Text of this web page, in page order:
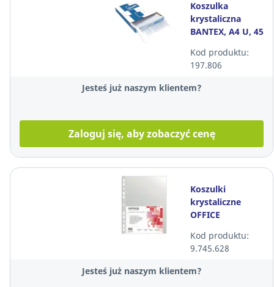
Koszulka
krystaliczna
BANTEX, A4 U, 45
pudełko 100
sztuk
Kod produktu:
197.806
Jesteś już naszym klientem?
Zaloguj się, aby zobaczyć cenę
Koszulki
krystaliczne
OFFICE
50 mikronów,
100 sztuk
Kod produktu:
9.745.628
Jesteś już naszym klientem?